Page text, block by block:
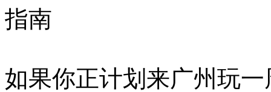
指南
如果你正计划来广州玩